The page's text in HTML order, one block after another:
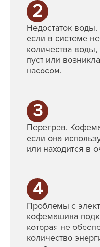
2
Недостаток
если в системе
количества
пуст или
насосом.
3
Перегрев.
если она
или находится в
4
Проблемы с
кофемашина
которая не
количество